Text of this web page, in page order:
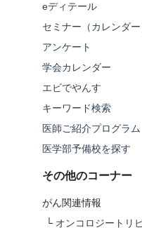
eディテール
セミナー（カレンダー
アンケート
学会カレンダー
エビでやんす
キーワード検索
医師ご紹介プログラム
医学部予備校を探す
その他のコーナー
がん関連情報
└ オンコロジートリ